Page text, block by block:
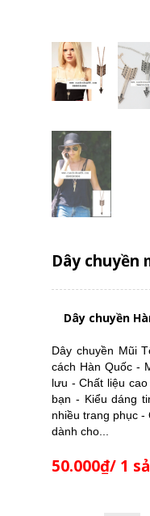
Dây chuyền
Dây chuyền
Dây chuyền Mũi
cách Hàn Quốc -
lưu - Chất liệu
bạn - Kiểu dáng
nhiều trang phục
dành cho...
50.000₫/ 1